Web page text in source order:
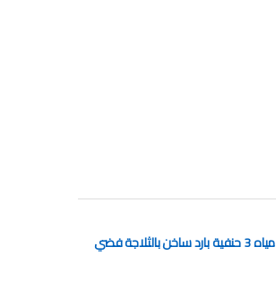
برچن مبرد مياه 3 حنفية بارد ساخن بالثلاجة فضي